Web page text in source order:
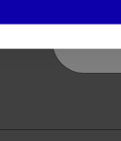
-L 854,26
evaluări ale clienților